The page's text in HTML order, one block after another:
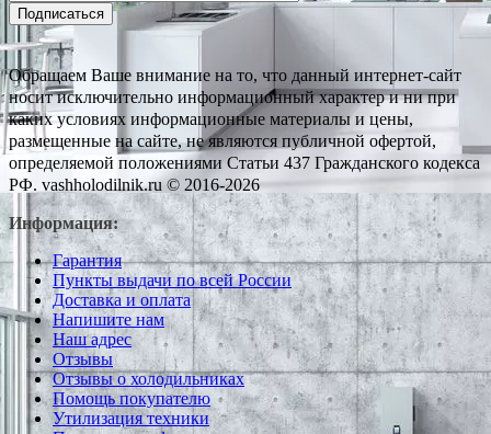
Подписаться
Обращаем Ваше внимание на то, что данный интернет-сайт
носит исключительно информационный характер и ни при
каких условиях информационные материалы и цены,
размещенные на сайте, не являются публичной офертой,
определяемой положениями Статьи 437 Гражданского кодекса
РФ. vashholodilnik.ru © 2016-2026
Информация:
Гарантия
Пункты выдачи по всей России
Доставка и оплата
Напишите нам
Наш адрес
Отзывы
Отзывы о холодильниках
Помощь покупателю
Утилизация техники